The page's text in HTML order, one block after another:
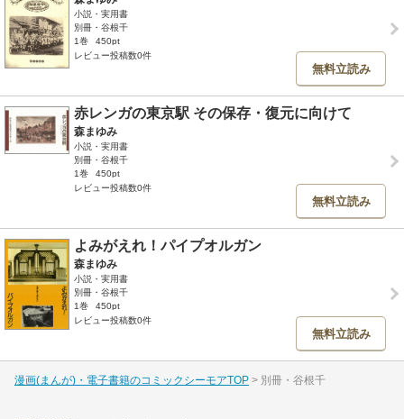
小説・実用書
別冊・谷根千
1巻
450pt
レビュー投稿数0件
無料立読み
赤レンガの東京駅 その保存・復元に向けて
森まゆみ
小説・実用書
別冊・谷根千
1巻
450pt
レビュー投稿数0件
無料立読み
よみがえれ！パイプオルガン
森まゆみ
小説・実用書
別冊・谷根千
1巻
450pt
レビュー投稿数0件
無料立読み
漫画(まんが)・電子書籍のコミックシーモアTOP 別冊・谷根千